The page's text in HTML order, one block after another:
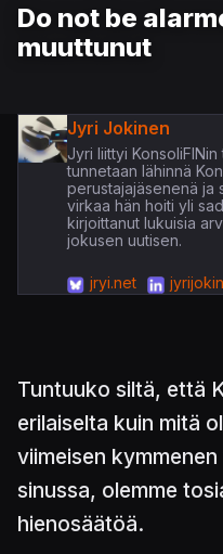
Do not be
muuttunut
Jyri Jokinen
Jyri liittyi
tunnetaan lähinnä
perustajajäsenenä ja
virkaa hän hoiti yli
kirjoittanut lukuisia
jokusen uutisen.
jryi.net
Tuntuuko siltä, että
erilaiselta kuin mitä
viimeisen
sinussa, olemme
hienosäätöä.